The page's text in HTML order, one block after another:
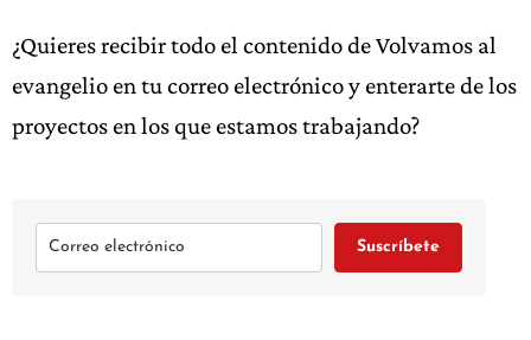
¿Quieres recibir todo el contenido de Volvamos al
evangelio en tu correo electrónico y enterarte de los
proyectos en los que estamos trabajando?
Suscríbete